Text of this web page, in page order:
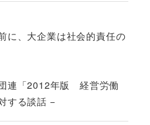
、大企業は社会的責任の
年版 経営労働
する談話 −